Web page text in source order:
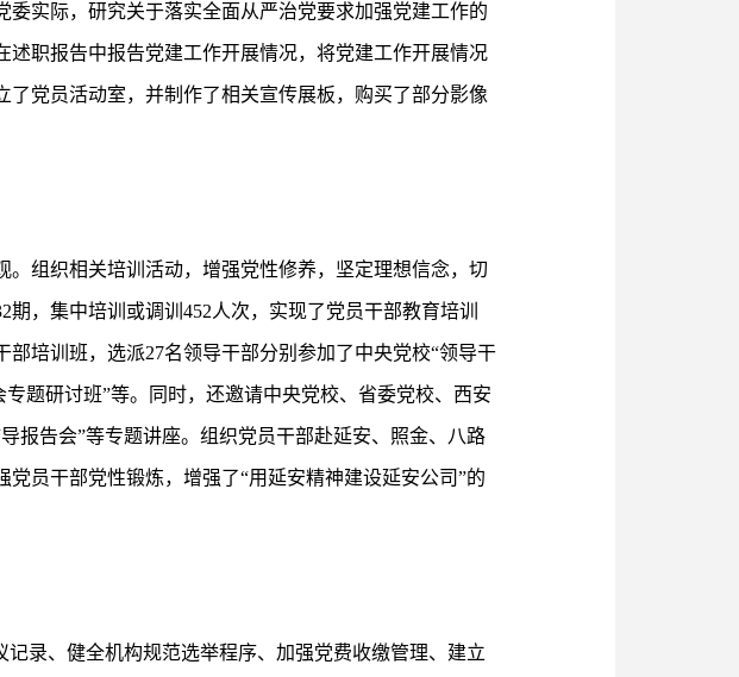
实际，研究关于落实全面从严治党要求加强党建工作的
职报告中报告党建工作开展情况，将党建工作开展情况
了党员活动室，并制作了相关宣传展板，购买了部分影像
组织相关培训活动，增强党性修养，坚定理想信念，切
，集中培训或调训452人次，实现了党员干部教育培训
培训班，选派27名领导干部分别参加了中央党校“领导干
题研讨班”等。同时，还邀请中央党校、省委党校、西安
报告会”等专题讲座。组织党员干部赴延安、照金、八路
员干部党性锻炼，增强了“用延安精神建设延安公司”的
录、健全机构规范选举程序、加强党费收缴管理、建立